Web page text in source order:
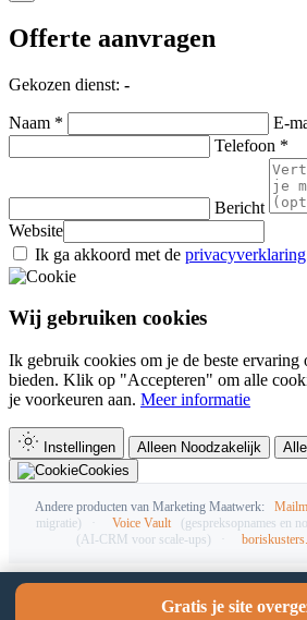
Gratis je site
Offerte aanvragen
Gekozen dienst: -
Naam *
E-
Telefoon *
Bericht
Website
Ik ga akkoord met de privacyverklaring
Wij gebruiken cookies
Ik gebruik cookies om je de beste ervaring
bieden. Klik op "Accepteren" om alle
je voorkeuren aan. Meer informatie
Instellingen Alleen Noodzakelijk
Cookies
Andere producten van Marketing Maatwerk:
migratie)
Voice Vault (gespreksopnames en
(AI-CRM voor scale-ups)